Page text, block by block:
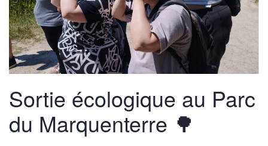
Sortie écologique au Parc
du Marquenterre 🌳